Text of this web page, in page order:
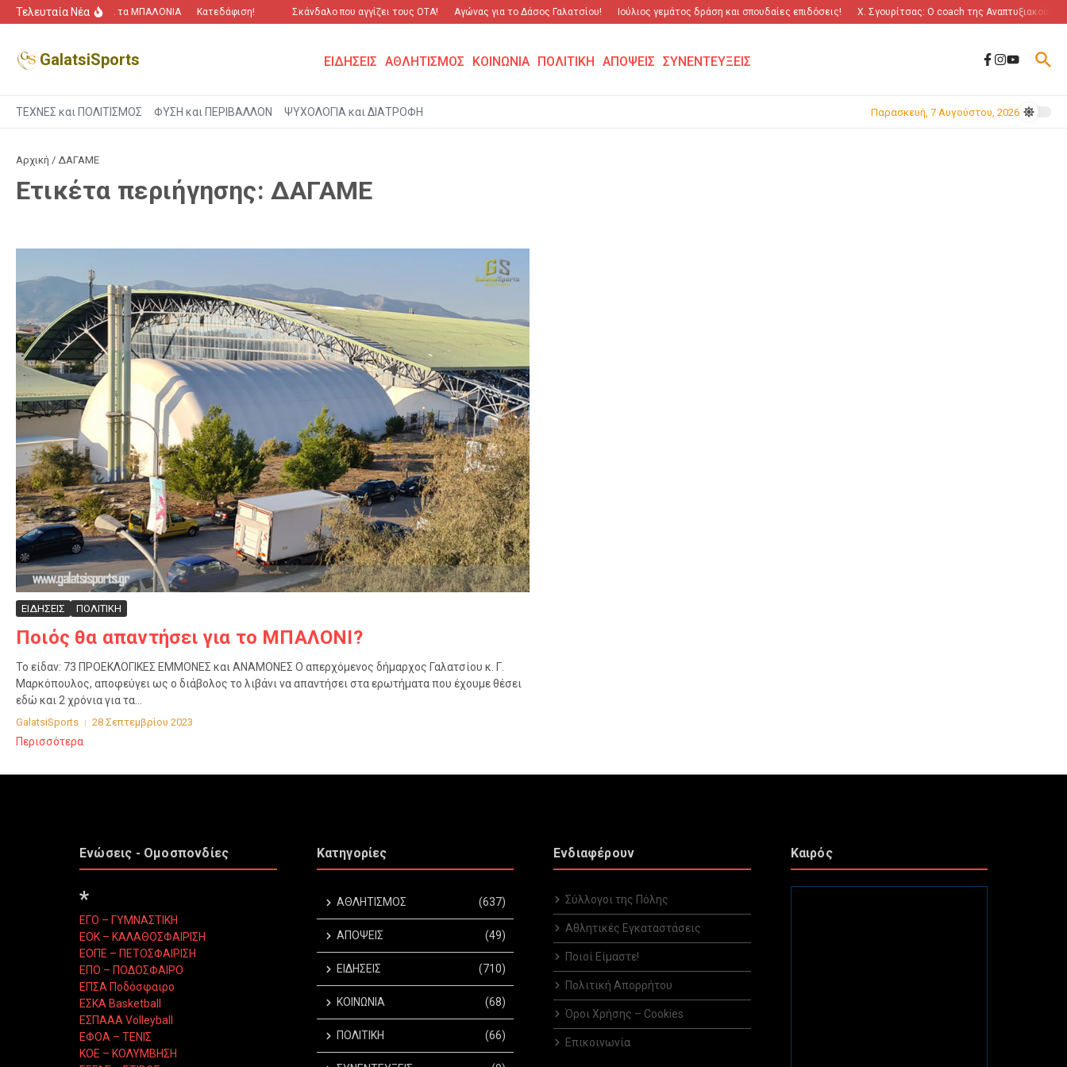
Μετάβαση στο περιεχόμενο
Τελευταία Νέα
“Πόλεμος” για τα ΜΠΑΛΟΝΙΑ Κατεδάφιση! Σκάνδαλο που αγγίζει τους ΟΤΑ! Αγώνας για το Δάσος Γαλατσίου! Ιούλιος γεμάτος δράση και σπουδαίες επιδόσεις! Χ. Σγουρίτσας: O coach της Αναπτυξιακού!
GalatsiSports ΕΙΔΗΣΕΙΣ ΑΘΛΗΤΙΣΜΟΣ ΚΟΙΝΩΝΙΑ ΠΟΛΙΤΙΚΗ ΑΠΟΨΕΙΣ ΣΥΝΕΝΤΕΥΞΕΙΣ
ΤΕΧΝΕΣ και ΠΟΛΙΤΙΣΜΟΣ ΦΥΣΗ και ΠΕΡΙΒΑΛΛΟΝ ΨΥΧΟΛΟΓΙΑ και ΔΙΑΤΡΟΦΗ Παρασκευή, 7 Αυγούστου, 2026
Αρχική / ΔΑΓΑΜΕ
Ετικέτα περιήγησης: ΔΑΓΑΜΕ
ΕΙΔΗΣΕΙΣ ΠΟΛΙΤΙΚΗ
Ποιός θα απαντήσει για το ΜΠΑΛΟΝΙ?
Το είδαν: 73 ΠΡΟΕΚΛΟΓΙΚΕΣ ΕΜΜΟΝΕΣ και ΑΝΑΜΟΝΕΣ Ο απερχόμενος δήμαρχος Γαλατσίου κ. Γ.
Μαρκόπουλος, αποφεύγει ως ο διάβολος το λιβάνι να απαντήσει στα ερωτήματα που έχουμε θέσει
εδώ και 2 χρόνια για τα...
GalatsiSports 28 Σεπτεμβρίου 2023
Περισσότερα
Ενώσεις - Ομοσπονδίες
*
ΕΓΟ – ΓΥΜΝΑΣΤΙΚΗ
ΕΟΚ – ΚΑΛΑΘΟΣΦΑΙΡΙΣΗ
ΕΟΠΕ – ΠΕΤΟΣΦΑΙΡΙΣΗ
ΕΠΟ – ΠΟΔΟΣΦΑΙΡΟ
ΕΠΣΑ Ποδόσφαιρο
ΕΣΚΑ Basketball
ΕΣΠΑΑΑ Volleyball
ΕΦΟΑ – ΤΕΝΙΣ
ΚΟΕ – ΚΟΛΥΜΒΗΣΗ
Κατηγορίες
ΑΘΛΗΤΙΣΜΟΣ (637)
ΑΠΟΨΕΙΣ (49)
ΕΙΔΗΣΕΙΣ (710)
ΚΟΙΝΩΝΙΑ (68)
ΠΟΛΙΤΙΚΗ (66)
Ενδιαφέρουν
Σύλλογοι της Πόλης
Αθλητικές Εγκαταστάσεις
Ποιοί Είμαστε!
Πολιτική Απορρήτου
Όροι Χρήσης – Cookies
Επικοινωνία
Καιρός